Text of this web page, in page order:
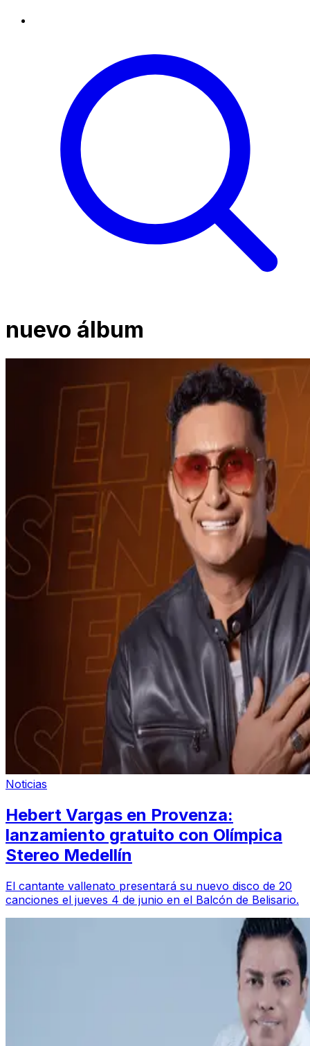
nuevo álbum
Noticias
Hebert Vargas en Provenza:
lanzamiento gratuito con Olímpica
Stereo Medellín
El cantante vallenato presentará su nuevo disco de 20
canciones el jueves 4 de junio en el Balcón de Belisario.